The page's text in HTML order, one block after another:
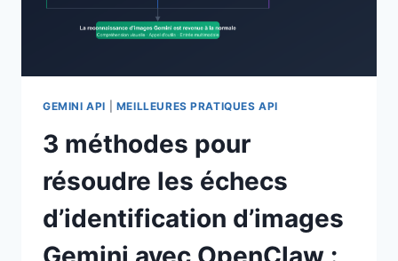
DOMAINE
RACINE
/V1BETA
GEMINI
GEMINI API MEILLEURES PRATIQUES API
3 méthodes pour
résoudre les échecs
d’identification d’images